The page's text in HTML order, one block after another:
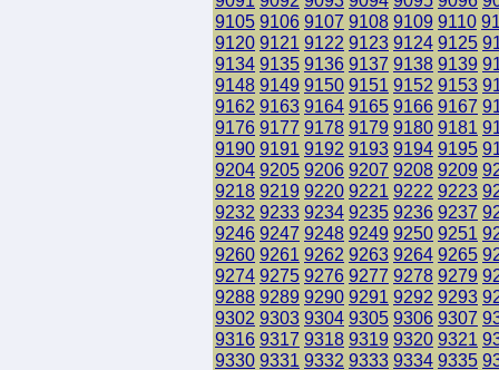
9105 9106 9107 9108 9109 9110
9120 9121 9122 9123 9124 9125
9134 9135 9136 9137 9138 9139
9148 9149 9150 9151 9152 9153
9162 9163 9164 9165 9166 9167
9176 9177 9178 9179 9180 9181
9190 9191 9192 9193 9194 9195
9204 9205 9206 9207 9208 9209
9218 9219 9220 9221 9222 9223
9232 9233 9234 9235 9236 9237
9246 9247 9248 9249 9250 9251
9260 9261 9262 9263 9264 9265
9274 9275 9276 9277 9278 9279
9288 9289 9290 9291 9292 9293
9302 9303 9304 9305 9306 9307
9316 9317 9318 9319 9320 9321
9330 9331 9332 9333 9334 9335